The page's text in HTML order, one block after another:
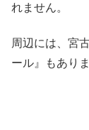
れません。
周辺には、宮
ール』もありま